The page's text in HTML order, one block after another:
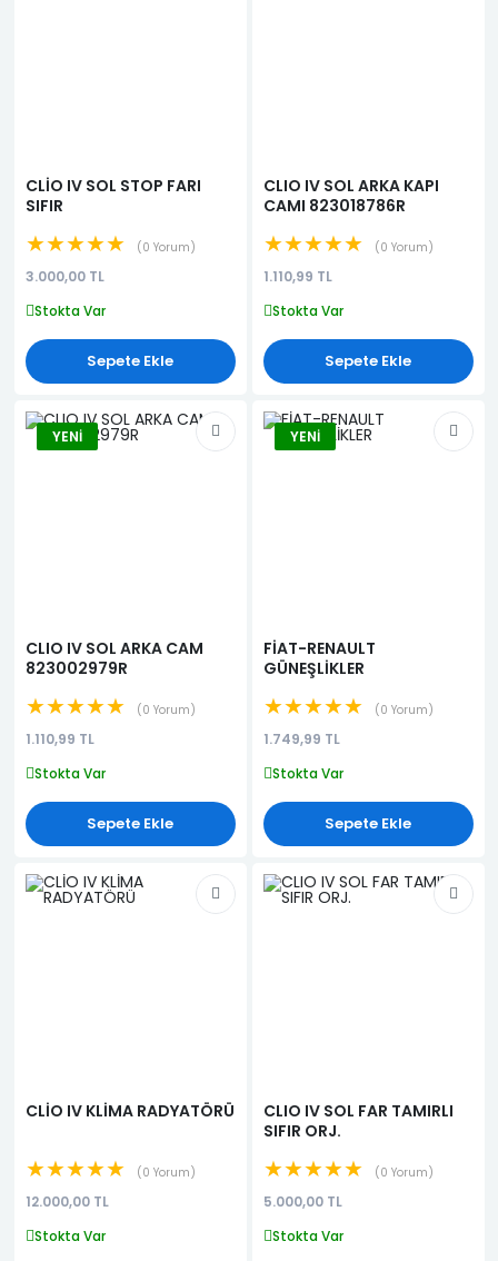
CLİO IV SOL STOP FARI
SIFIR
★★★★★ 0 Yorum
3.000,00 TL
Stokta Var
Sepete Ekle
CLIO IV SOL ARKA KAPI
CAMI 823018786R
★★★★★ 0 Yorum
1.110,99 TL
Stokta Var
Sepete Ekle
YENI
CLIO IV SOL ARKA CAM
823002979R
★★★★★ 0 Yorum
1.110,99 TL
Stokta Var
Sepete Ekle
YENI
FİAT-RENAULT
GÜNEŞLİKLER
★★★★★ 0 Yorum
1.749,99 TL
Stokta Var
Sepete Ekle
CLİO IV KLİMA RADYATÖRÜ
★★★★★ 0 Yorum
12.000,00 TL
Stokta Var
CLIO IV SOL FAR TAMIRLI
SIFIR ORJ.
★★★★★ 0 Yorum
5.000,00 TL
Stokta Var